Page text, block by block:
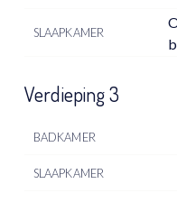
SLAAPKAMER
Verdieping 3
BADKAMER
SLAAPKAMER